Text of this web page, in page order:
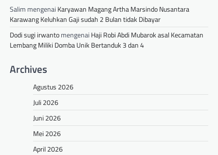
Salim mengenai Karyawan Magang Artha Marsindo Nusantara
Karawang Keluhkan Gaji sudah 2 Bulan tidak Dibayar
Dodi sugi irwantomengenai Haji Robi Abdi Mubarok asal Kecamatan
Lembang Miliki Domba Unik Bertanduk 3 dan 4
Archives
Agustus 2026
Juli 2026
Juni 2026
Mei 2026
April 2026